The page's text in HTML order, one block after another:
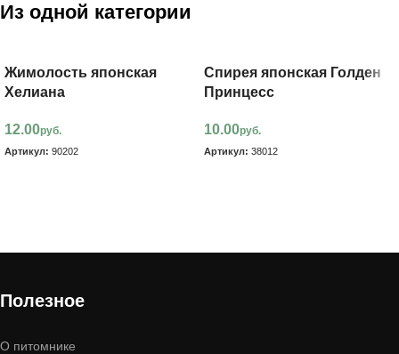
Из одной категории
Жимолость японская
Хелиана
12.00руб.
Артикул: 90202
Спирея японская Голден
Принцесс
10.00руб.
Артикул: 38012
Полезное
О питомнике